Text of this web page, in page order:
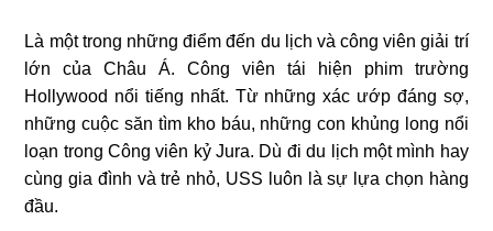
Là một trong những điểm đến du lịch và công viên giải trí
lớn của Châu Á. Công viên tái hiện phim trường
Hollywood nổi tiếng nhất. Từ những xác ướp đáng sợ,
những cuộc săn tìm kho báu, những con khủng long nổi
loạn trong Công viên kỷ Jura. Dù đi du lịch một mình hay
cùng gia đình và trẻ nhỏ, USS luôn là sự lựa chọn hàng
đầu.